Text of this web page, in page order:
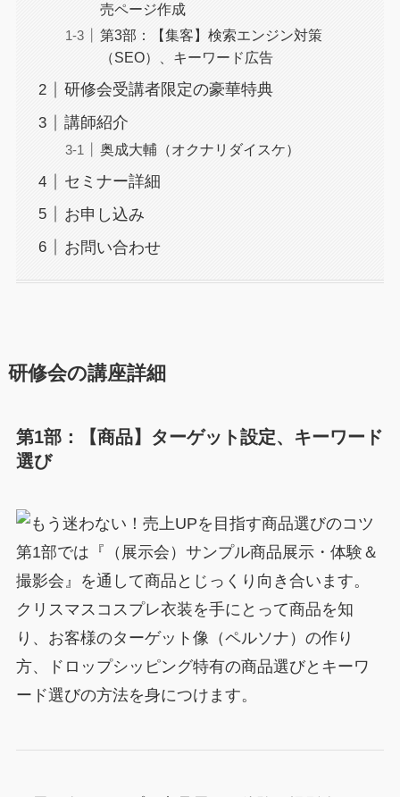
売ページ作成
第3部：【集客】検索エンジン対策
（SEO）、キーワード広告
研修会受講者限定の豪華特典
講師紹介
奥成大輔（オクナリダイスケ）
セミナー詳細
お申し込み
お問い合わせ
研修会の講座詳細
第1部：【商品】ターゲット設定、キーワード
選び
第1部では『（展示会）サンプル商品展示・体験＆
撮影会』を通して商品とじっくり向き合います。
クリスマスコスプレ衣装を手にとって商品を知
り、お客様のターゲット像（ペルソナ）の作り
方、ドロップシッピング特有の商品選びとキーワ
ード選びの方法を身につけます。